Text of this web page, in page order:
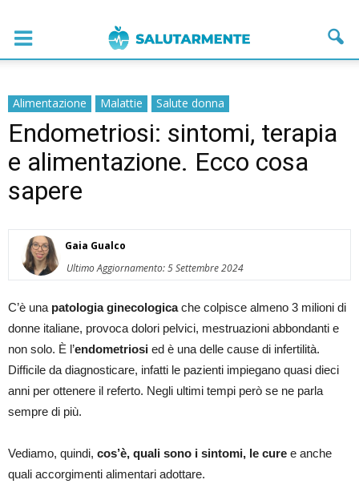
Alimentazione Malattie Salute donna
Endometriosi: sintomi, terapia
e alimentazione. Ecco cosa
sapere
Gaia Gualco
Ultimo Aggiornamento: 5 Settembre 2024
C’è una patologia ginecologicache colpisce almeno 3 milioni di
donne italiane, provoca dolori pelvici, mestruazioni abbondanti e
non solo. È l’endometriosi ed è una delle cause di infertilità.
Difficile da diagnosticare, infatti le pazienti impiegano quasi dieci
anni per ottenere il referto. Negli ultimi tempi però se ne parla
sempre di più.
Vediamo, quindi, cos’è, quali sono i sintomi, le cure e anche
quali accorgimenti alimentari adottare.